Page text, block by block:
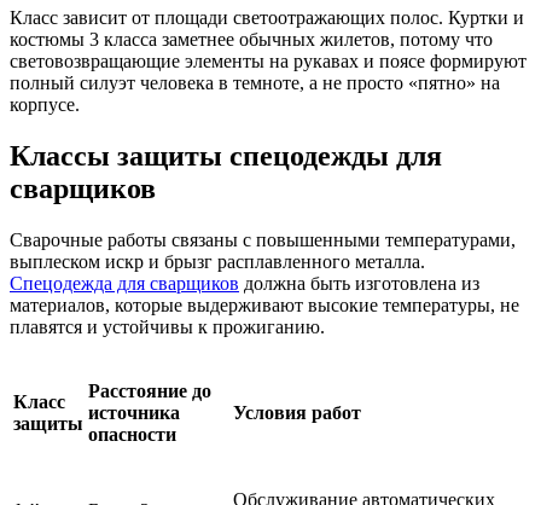
Класс зависит от площади светоотражающих полос. Куртки и
костюмы 3 класса заметнее обычных жилетов, потому что
световозвращающие элементы на рукавах и поясе формируют
полный силуэт человека в темноте, а не просто «пятно» на
корпусе.
Классы защиты спецодежды для
сварщиков
Сварочные работы связаны с повышенными температурами,
выплеском искр и брызг расплавленного металла.
Спецодежда для сварщиков должна быть изготовлена из
материалов, которые выдерживают высокие температуры, не
плавятся и устойчивы к прожиганию.
Класс
защиты
Расстояние до
источника
опасности
Условия работ
Обслуживание автоматических